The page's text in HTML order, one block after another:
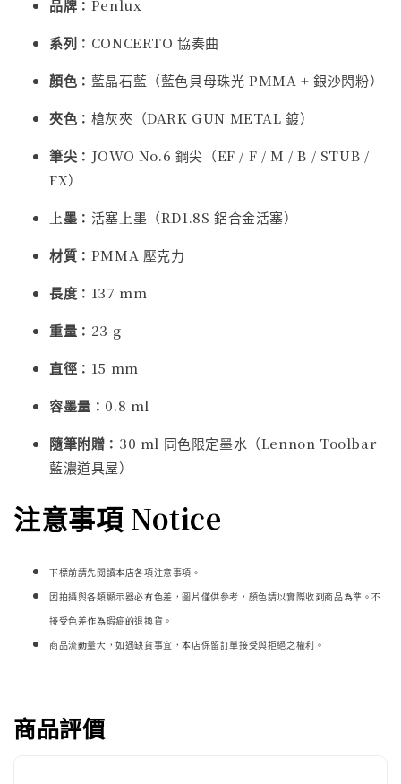
品牌： Penlux
系列： CONCERTO 協奏曲
顏色： 藍晶石藍（藍色貝母珠光 PMMA + 銀沙閃粉）
夾色： 槍灰夾（DARK GUN METAL 鍍）
筆尖： JOWO No.6 鋼尖（EF / F / M / B / STUB /
FX）
上墨： 活塞上墨（RD1.8S 鋁合金活塞）
材質： PMMA 壓克力
長度： 137 mm
重量： 23 g
直徑： 15 mm
容墨量： 0.8 ml
隨筆附贈： 30 ml 同色限定墨水（Lennon Toolbar
藍濃道具屋）
注意事項 Notice
下標前請先閱讀本店各項注意事項。
因拍攝與各類顯示器必有色差，圖片僅供參考，顏色請以實際收到商品為準。不
接受色差作為瑕疵的退換貨。
商品流動量大，如遇缺貨事宜，本店保留訂單接受與拒絕之權利。
商品評價